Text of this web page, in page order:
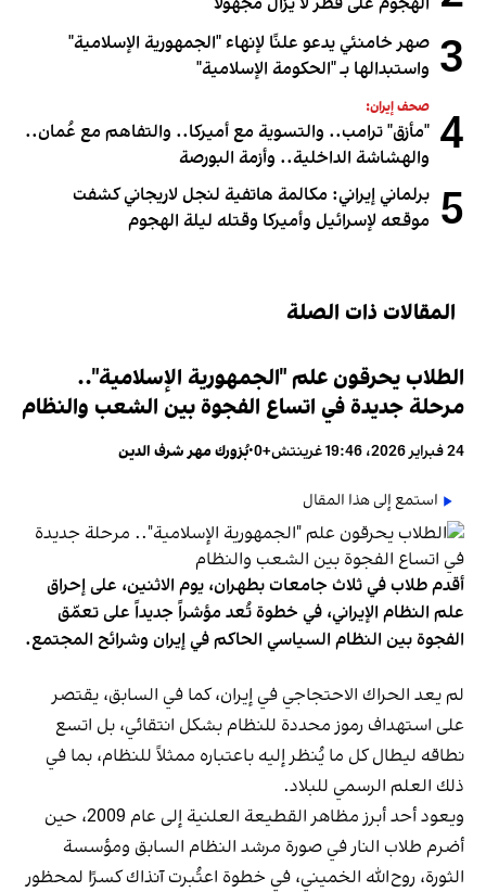
3 صهر خامنئي يدعو علنًا لإنهاء "الجمهورية الإسلامية"
واستبدالها بـ "الحكومة الإسلامية"
4 صحف إيران:
"مأزق" ترامب.. والتسوية مع أميركا.. والتفاهم مع عُمان..
والهشاشة الداخلية.. وأزمة البورصة
5 برلماني إيراني: مكالمة هاتفية لنجل لاريجاني كشفت
موقعه لإسرائيل وأميركا وقتله ليلة الهجوم
المقالات ذات الصلة
الطلاب يحرقون علم "الجمهورية الإسلامية"..
مرحلة جديدة في اتساع الفجوة بين الشعب والنظام
24 فبراير 2026، 19:46 غرينتش+0 •بُزورك مهر شرف الدين
استمع إلى هذا المقال
أقدم طلاب في ثلاث جامعات بطهران، يوم الاثنين، على إحراق
علم النظام الإيراني، في خطوة تُعد مؤشراً جديداً على تعمّق
الفجوة بين النظام السياسي الحاكم في إيران وشرائح المجتمع.
لم يعد الحراك الاحتجاجي في إيران، كما في السابق، يقتصر
على استهداف رموز محددة للنظام بشكل انتقائي، بل اتسع
نطاقه ليطال كل ما يُنظر إليه باعتباره ممثلاً للنظام، بما في
ذلك العلم الرسمي للبلاد.
ويعود أحد أبرز مظاهر القطيعة العلنية إلى عام 2009، حين
أضرم طلاب النار في صورة مرشد النظام السابق ومؤسسة
الثورة، روح‌الله الخميني، في خطوة اعتُبرت آنذاك كسرًا لمحظور